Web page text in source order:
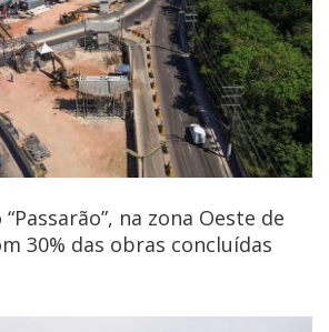
na zona Oeste de
30% das obras concluídas